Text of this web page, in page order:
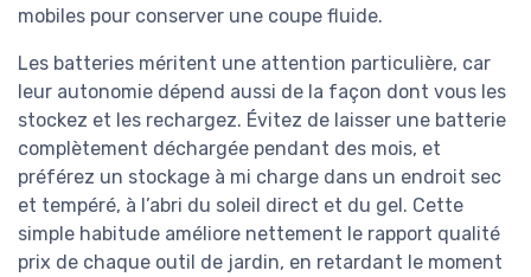
mobiles pour conserver une coupe fluide.
Les batteries méritent une attention particulière, car
leur autonomie dépend aussi de la façon dont vous les
stockez et les rechargez. Évitez de laisser une batterie
complètement déchargée pendant des mois, et
préférez un stockage à mi charge dans un endroit sec
et tempéré, à l’abri du soleil direct et du gel. Cette
simple habitude améliore nettement le rapport qualité
prix de chaque outil de jardin, en retardant le moment